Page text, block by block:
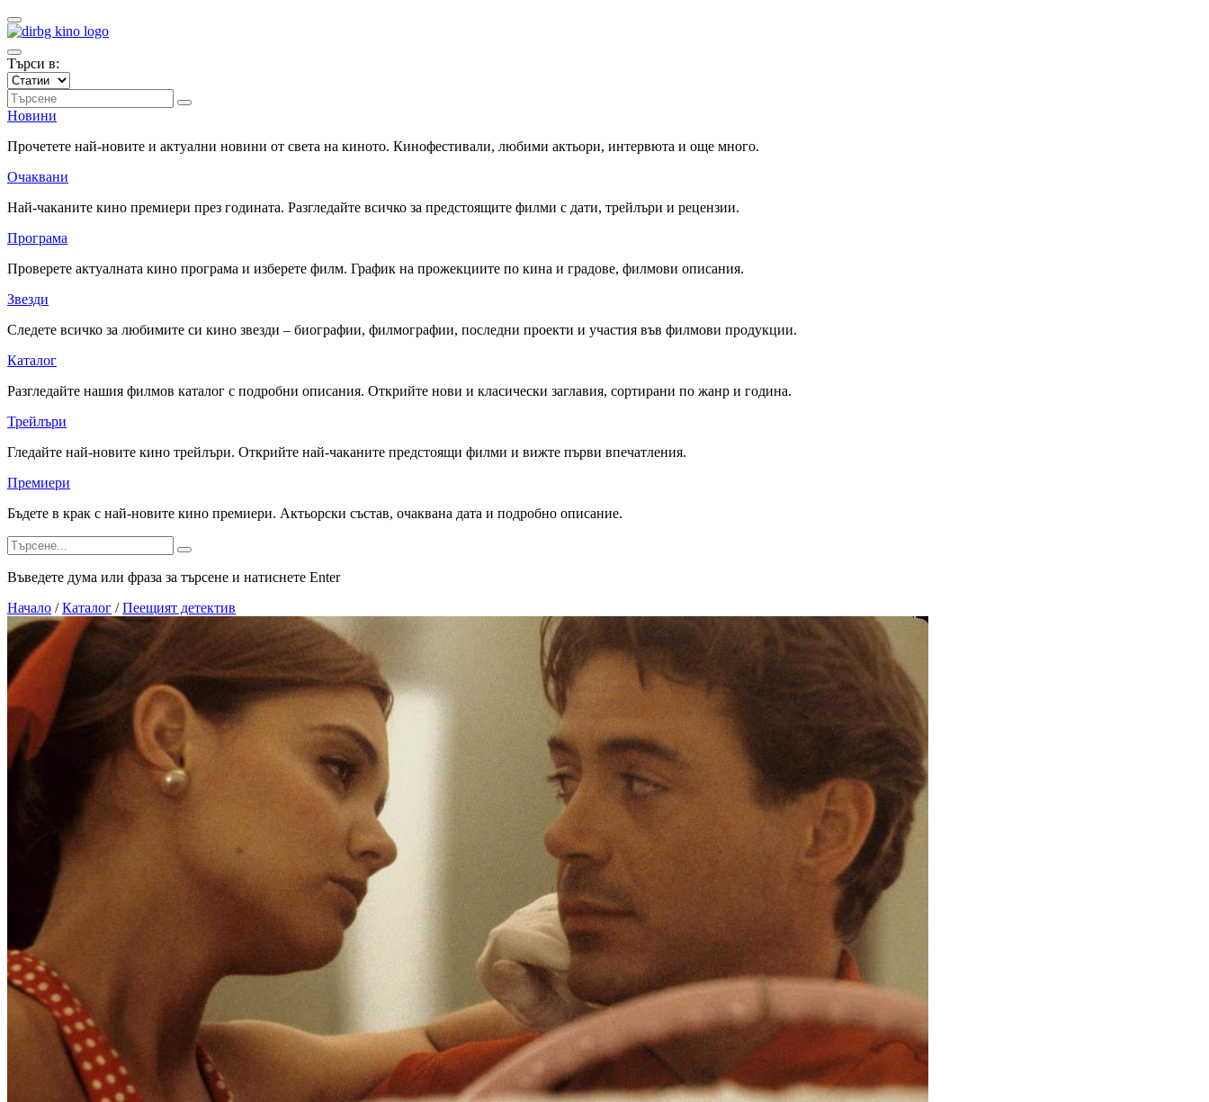
Търси в:
Новини
Прочетете най-новите и актуални новини от света на киното. Кинофестивали, любими актьори, интервюта и още много.
Очаквани
Най-чаканите кино премиери през годината. Разгледайте всичко за предстоящите филми с дати, трейлъри и рецензии.
Програма
Проверете актуалната кино програма и изберете филм. График на прожекциите по кина и градове, филмови описания.
Звезди
Следете всичко за любимите си кино звезди – биографии, филмографии, последни проекти и участия във филмови продукции.
Каталог
Разгледайте нашия филмов каталог с подробни описания. Открийте нови и класически заглавия, сортирани по жанр и година.
Трейлъри
Гледайте най-новите кино трейлъри. Открийте най-чаканите предстоящи филми и вижте първи впечатления.
Премиери
Бъдете в крак с най-новите кино премиери. Актьорски състав, очаквана дата и подробно описание.
Въведете дума или фраза за търсене и натиснете Enter
Начало / Каталог / Пеещият детектив